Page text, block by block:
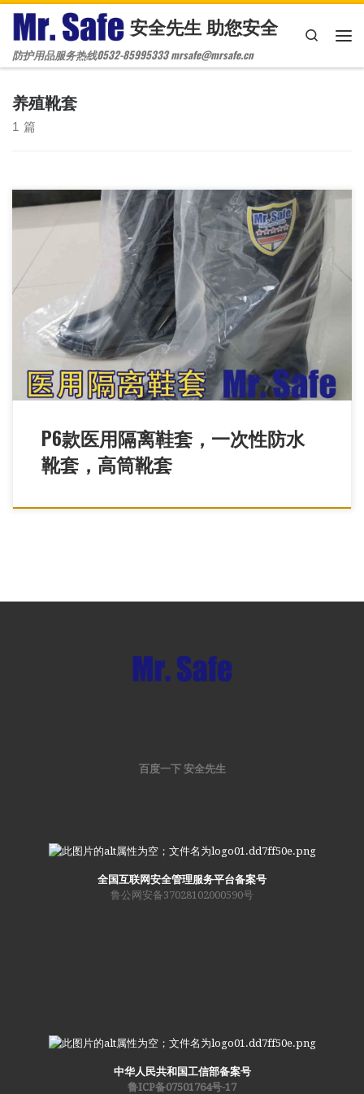
Skip to content 安全先生 助您安全
防护用品服务热线0532-85995333 mrsafe@mrsafe.cn
Search
养殖靴套
1 篇
医用隔离鞋套，防水靴套，养殖业靴套，畜牧业靴套，畜牧业鞋
套，医用隔离鞋套，防水鞋套，高筒靴套，一次性 塑料鞋套，PE
塑料靴套
P6款医用隔离鞋套，一次性防水
靴套，高筒靴套
百度一下 安全先生
全国互联网安全管理服务平台备案号
鲁公网安备37028102000590号
中华人民共和国工信部备案号
鲁ICP备07501764号-17